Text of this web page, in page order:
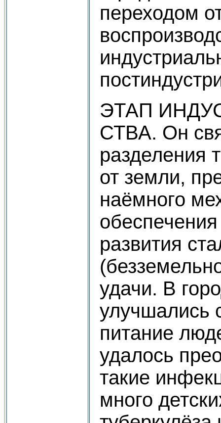
переходом
ЭТАП
СТВА. Он
разделения
от земли,
наёмного
развития
удачи. В
улучшались
питание
удалось
такие
много